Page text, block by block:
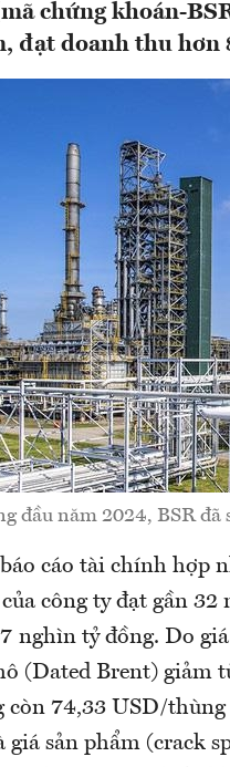
chứng khoán-
đạt doanh thu
đầu năm 2024, BSR đã
cáo tài chính hợp
công ty đạt gần
nghìn tỷ đồng. Do
(Dated Brent) giảm
còn 74,33 USD/
giá sản phẩm (crack